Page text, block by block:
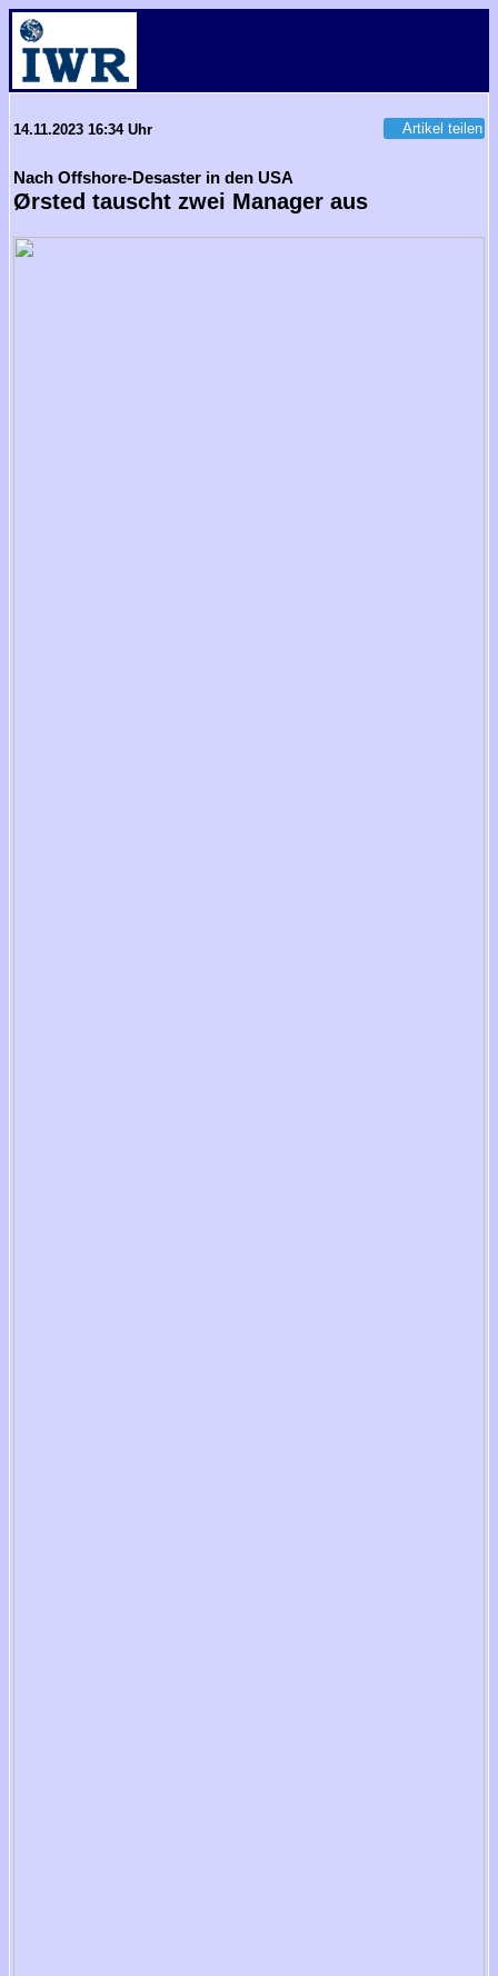
14.11.2023 16:34 Uhr Artikel teilen
Nach Offshore-Desaster in den USA
Ørsted tauscht zwei Manager aus